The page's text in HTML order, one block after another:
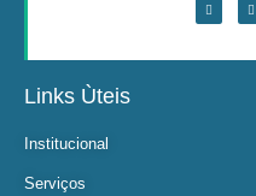
Links Ùteis
Institucional
Serviços